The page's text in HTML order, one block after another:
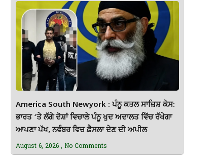
America South Newyork : ਪੰਨੂ ਕਤਲ ਸਾਜ਼ਿਸ਼ ਕੇਸ:
ਭਾਰਤ ‘ਤੇ ਲੱਗੇ ਦੋਸ਼ਾਂ ਵਿਚਾਲੇ ਪੰਨੂ ਖੁਦ ਅਦਾਲਤ ਵਿੱਚ ਰੱਖੇਗਾ
ਆਪਣਾ ਪੱਖ, ਨਵੰਬਰ ਵਿਚ ਫ਼ੈਸਲਾ ਦੇਣ ਦੀ ਅਪੀਲ
August 6, 2026 No Comments